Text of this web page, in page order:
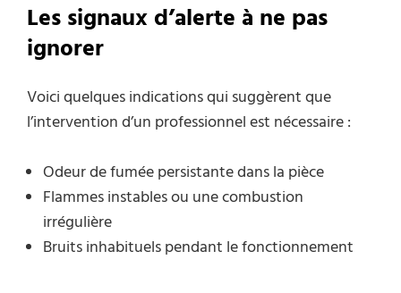
Les signaux d’alerte à ne pas
ignorer
Voici quelques indications qui suggèrent que
l’intervention d’un professionnel est nécessaire :
Odeur de fumée persistante dans la pièce
Flammes instables ou une combustion
irrégulière
Bruits inhabituels pendant le fonctionnement